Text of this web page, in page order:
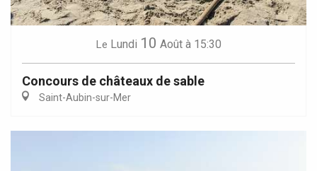
Le Lundi 10 Août à 15:30
Concours de châteaux de sable
Saint-Aubin-sur-Mer